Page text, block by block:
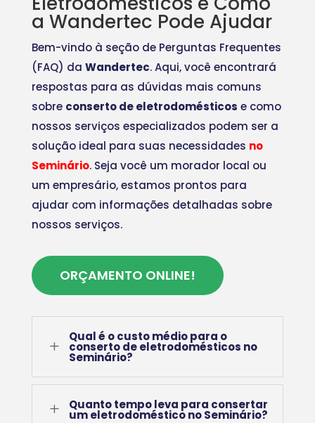
a Wandertec Pode Ajudar
Bem-vindo à seção de Perguntas Frequentes
(FAQ) da Wandertec. Aqui, você encontrará
respostas para as dúvidas mais comuns
sobre conserto de eletrodomésticos e como
nossos serviços especializados podem ser a
solução ideal para suas necessidades no
Seminário. Seja você um morador local ou
um empresário, estamos prontos para
ajudar com informações detalhadas sobre
nossos serviços.
ORÇAMENTO ONLINE!
L
Qual é o custo médio para o
conserto de eletrodomésticos no
Seminário?
L Quanto tempo leva para consertar
um eletrodoméstico no Seminário?